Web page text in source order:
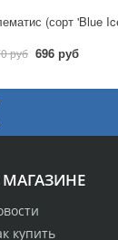
руб 696 руб
купить